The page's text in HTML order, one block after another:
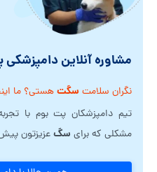
مشاوره آنلاین
نگران سلامت سگتهستی؟ ما
تیم دامپزشکان پت بوم با
مشکلی که برای سگعزیزتون